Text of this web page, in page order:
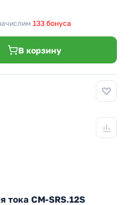
133 бонуса
В корзину
тока CM-SRS.12S